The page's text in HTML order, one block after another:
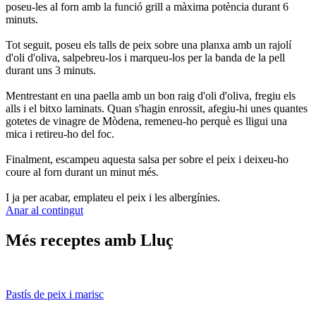
poseu-les al forn amb la funció grill a màxima potència durant 6
minuts.
Tot seguit, poseu els talls de peix sobre una planxa amb un rajolí
d'oli d'oliva, salpebreu-los i marqueu-los per la banda de la pell
durant uns 3 minuts.
Mentrestant en una paella amb un bon raig d'oli d'oliva, fregiu els
alls i el bitxo laminats. Quan s'hagin enrossit, afegiu-hi unes quantes
gotetes de vinagre de Mòdena, remeneu-ho perquè es lligui una
mica i retireu-ho del foc.
Finalment, escampeu aquesta salsa per sobre el peix i deixeu-ho
coure al forn durant un minut més.
I ja per acabar, emplateu el peix i les albergínies.
Anar al contingut
Més receptes amb Lluç
Pastís de peix i marisc